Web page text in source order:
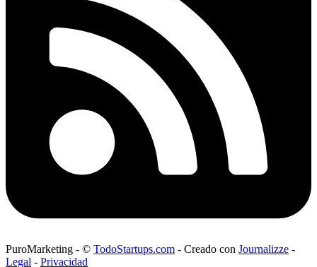
PuroMarketing - © TodoStartups.com - Creado con Journalizze -
Legal - Privacidad